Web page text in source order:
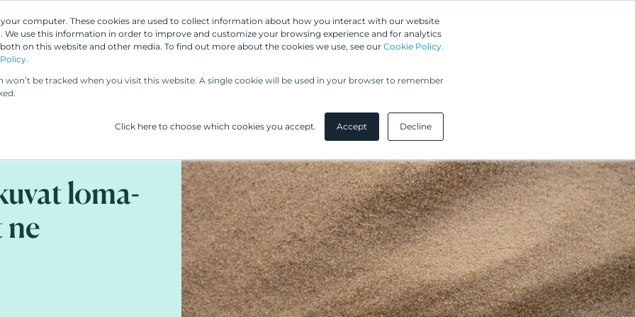
computer. These cookies are used to collect information about how you interact with our website
We use this information in order to improve and customize your browsing experience and for analytics
on this website and other media. To find out more about the cookies we use, see our Cookie Policy.
be tracked when you visit this website. A single cookie will be used in your browser to remember
Click here to choose which cookies you accept. Accept Decline
Asiantuntijamme Palvelumme UP & UPC Asiakkaamme
loma-
ne